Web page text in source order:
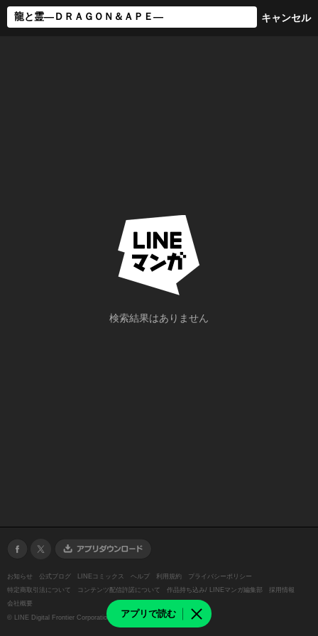
アプリで読む
検索結果はありません
お知らせ 公式ブログ LINEコミックス ヘルプ 利用規約
プライバシーポリシー
特定商取引法について
コンテンツ配信許諾について 作品持ち込み/ LINEマンガ編集部
採用情報
会社概要
© LINE Digital Frontier Corporation